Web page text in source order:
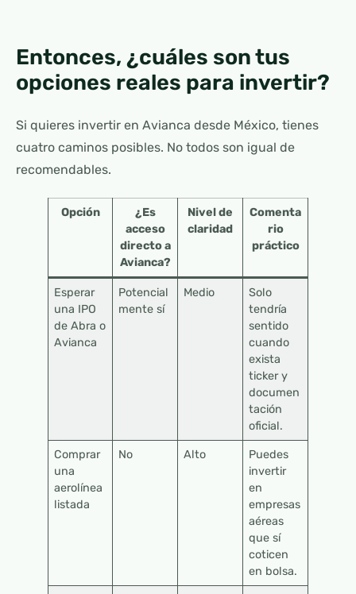
Entonces, ¿cuáles son tus
opciones reales para invertir?
Si quieres invertir en Avianca desde México, tienes
cuatro caminos posibles. No todos son igual de
recomendables.
Opción
¿Es
acceso
directo a
Avianca?
Nivel de
claridad
Comenta
rio
práctico
Esperar
una IPO
de Abra o
Avianca
Potencial
mente sí
Medio
Solo
tendría
sentido
cuando
exista
ticker y
documen
tación
oficial.
Comprar
una
aerolínea
listada
No Alto
Puedes
invertir
en
empresas
aéreas
que sí
coticen
en bolsa.